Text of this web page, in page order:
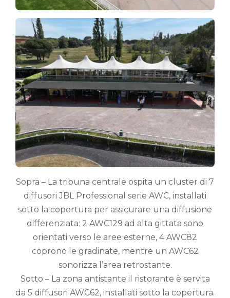
Sopra – La tribuna centrale ospita un cluster di 7
diffusori JBL Professional serie AWC, installati
sotto la copertura per assicurare una diffusione
differenziata: 2 AWC129 ad alta gittata sono
orientati verso le aree esterne, 4 AWC82
coprono le gradinate, mentre un AWC62
sonorizza l’area retrostante.
Sotto – La zona antistante il ristorante è servita
da 5 diffusori AWC62, installati sotto la copertura.